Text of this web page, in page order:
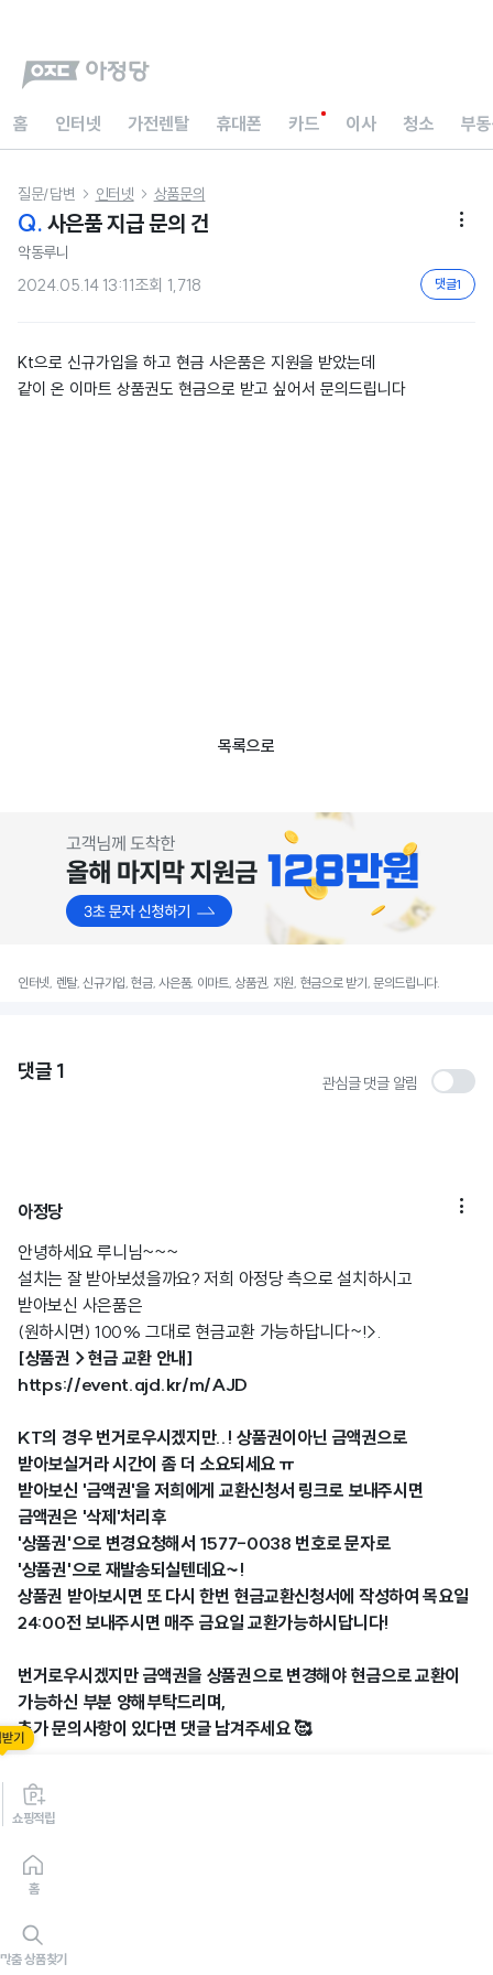
홈 인터넷 가전렌탈 휴대폰 카드 이사 청소 부
질문/답변  인터넷  상품문의
Q. 사은품 지급 문의 건 
악동루니
2024.05.14 13:11조회 1,718 댓글1
Kt으로 신규가입을 하고 현금 사은품은 지원을 받았는데
같이 온 이마트 상품권도 현금으로 받고 싶어서 문의드립니다
목록으로
인터넷, 렌탈, 신규가입, 현금, 사은품, 이마트, 상품권, 지원, 현금으로 받기, 문의드립니다.
댓글 1 관심글 댓글 알림
아정당 
안녕하세요 루니님~~~
설치는 잘 받아보셨을까요? 저희 아정당 측으로 설치하시고
받아보신 사은품은
(원하시면) 100% 그대로 현금교환 가능하답니다~!>.
[상품권→현금 교환 안내]
https://event.ajd.kr/m/AJD
KT의 경우 번거로우시겠지만..! 상품권이아닌 금액권으로
받아보실거라 시간이 좀 더 소요되세요 ㅠ
받아보신 '금액권'을 저희에게 교환신청서 링크로 보내주시면
금액권은 '삭제'처리후
'상품권'으로 변경요청해서 1577-0038 번호로 문자로
'상품권'으로 재발송되실텐데요~!
상품권 받아보시면 또 다시 한번 현금교환신청서에 작성하여 목요일
24:00전 보내주시면 매주 금요일 교환가능하시답니다!
번거로우시겠지만 금액권을 상품권으로 변경해야 현금으로 교환이
가능하신 부분 양해부탁드리며,
추가 문의사항이 있다면 댓글 남겨주세요 🥰
쇼핑적립
홈
맞춤 상품찾기